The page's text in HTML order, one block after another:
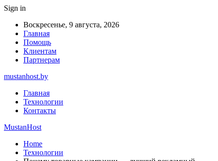
Sign in
Воскресенье, 9 августа, 2026
Главная
Помощь
Клиентам
Партнерам
mustanhost.by
Главная
Технологии
Контакты
MustanHost
Home
Технологии